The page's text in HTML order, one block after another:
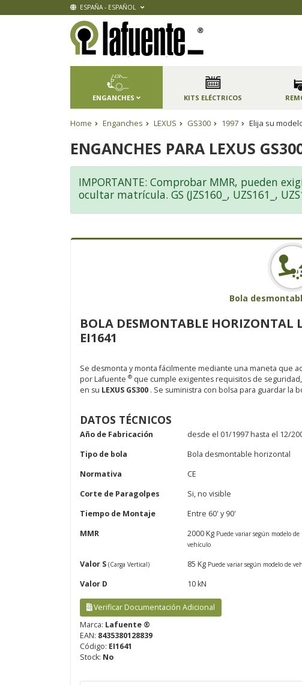
ESPAÑA - ESPAÑOL
ENGANCHES KITS ELÉCTRICOS
Home Enganches LEXUS GS300 1997 Elija su
ENGANCHES PARA LEXUS
IMPORTANTE: Comprobar MMR, pueden
ocultar matrícula. GS (JZS160_, UZS161_,
Bola
BOLA DESMONTABLE HORIZONTAL
EI1641
Se desmonta y monta fácilmente mediante una maneta que
por Lafuente ® que cumple exigentes requisitos de
en su LEXUS GS300 . Se suministra con bolsa para guardar la
DATOS TÉCNICOS
Año de Fabricación
desde el 01/1997 hasta el 12/
Tipo de bola
Bola desmontable horizontal
Normativa
CE
Corte de Paragolpes
Si, no visible
Tiempo de Montaje
Entre 60' y 90'
MMR
2000 Kg Puede variar según modelo de
vehículo
Valor S (Carga Vertical) 85 Kg Puede variar según modelo de
Valor D 10 kN
Verificar Documentación Adicional
Marca: Lafuente ®
EAN: 8435380128839
Código: EI1641
Stock: No